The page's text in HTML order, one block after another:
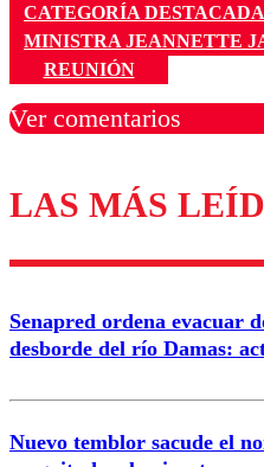
CATEGORÍA DESTACADA
MINISTRA JEANNETTE
REUNIÓN
Ver comentarios
Los comentarios son
diálogo
Nombre
Correo
LAS MÁS
Senapred ordena evacuar
desborde del río Damas:
Nuevo temblor sacude el